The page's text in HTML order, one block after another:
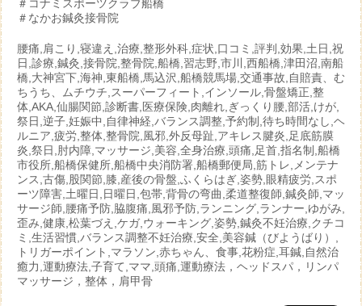
＃コナミスポーツクラブ船橋
＃なかお鍼灸接骨院
腰痛,肩こり,寝違え,治療,整形外科,症状,口コミ,評判,効果,土日,祝
日,診療,鍼灸,接骨院,整骨院,船橋,習志野,市川,西船橋,津田沼,南船
橋,大神宮下,海神,東船橋,馬込沢,船橋競馬場,交通事故,自賠責、む
ちうち、ムチウチ,スーパーフィート,インソール,骨盤矯正,整
体,AKA,仙腸関節,診断書,医療保険,肉離れ,ぎっくり腰,部活,けが,
祭日,逆子,妊娠中,自律神経,バランス調整,予約制,待ち時間なし,ヘ
ルニア,疲労,整体,整骨院,風邪,外反母趾,アキレス腱炎,足底筋膜
炎,祭日,肘内障,マッサージ,美容,全身治療,頭痛,足首,指名制,船橋
市役所,船橋保健所,船橋中央消防署,船橋郵便局,筋トレ,メンテナ
ンス,古傷,股関節,膝,産後の骨盤,ふくらはぎ,姿勢,眼精疲労,スポ
ーツ障害,土曜日,日曜日,包帯,背骨の弯曲,柔道整復師,鍼灸師,マッ
サージ師,腰痛予防,脇腹痛,風邪予防,ランニング,ランナー,ゆがみ,
歪み,健康,松葉づえ,ケガ,ウォーキング,姿勢,鍼灸不妊治療,クチコ
ミ,生活習慣,バランス調整不妊治療,安全,美容鍼（びようばり）,
トリガーポイント,マラソン,赤ちゃん、食事,花粉症,耳鍼,自然治
癒力,運動療法,子育て,ママ,頭痛,運動療法，ヘッドスパ，リンパ
マッサージ，整体，肩甲骨